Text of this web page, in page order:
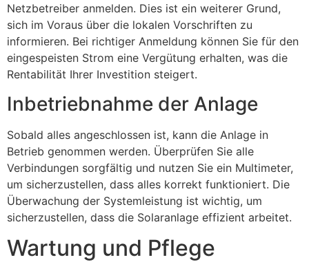
Netzbetreiber anmelden. Dies ist ein weiterer Grund,
sich im Voraus über die lokalen Vorschriften zu
informieren. Bei richtiger Anmeldung können Sie für den
eingespeisten Strom eine Vergütung erhalten, was die
Rentabilität Ihrer Investition steigert.
Inbetriebnahme der Anlage
Sobald alles angeschlossen ist, kann die Anlage in
Betrieb genommen werden. Überprüfen Sie alle
Verbindungen sorgfältig und nutzen Sie ein Multimeter,
um sicherzustellen, dass alles korrekt funktioniert. Die
Überwachung der Systemleistung ist wichtig, um
sicherzustellen, dass die Solaranlage effizient arbeitet.
Wartung und Pflege